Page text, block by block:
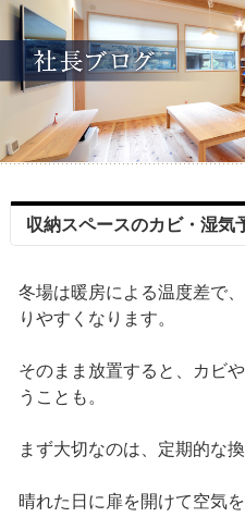
収納スペースのカビ・湿気
冬場は暖房による温度差で
りやすくなります。
そのまま放置すると、カビ
うことも。
まず大切なのは、定期的な換
晴れた日に扉を開けて空気